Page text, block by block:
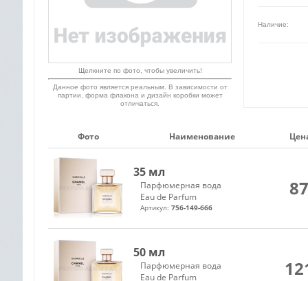
Наличие:
Щелкните по фото, чтобы увеличить!
Данное фото является реальным. В зависимости от
партии, форма флакона и дизайн коробки может
отличаться.
Фото Наименование
35 мл
Парфюмерная вода
Eau de Parfum
Артикул: 756-149-666
50 мл
Парфюмерная вода
Eau de Parfum